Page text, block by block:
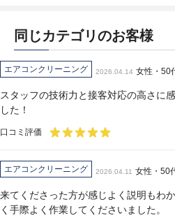
同じカテゴリのお客様
エアコンクリーニング 2026.04.14 女性・50
スタッフの技術力と接客対応の高さに
した！
口コミ評価
エアコンクリーニング 2026.04.11 女性・50
来てくださった方が感じよく説明もわ
く手際よく作業してくださいました。